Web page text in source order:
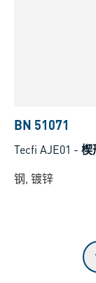
BN 51071
Tecfi AJE01 - 楔
钢, 镀锌